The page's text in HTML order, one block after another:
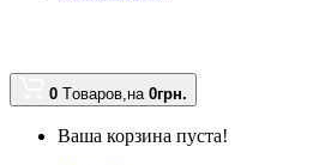
0 Tоваров,на 0грн.
Ваша корзина пуста!